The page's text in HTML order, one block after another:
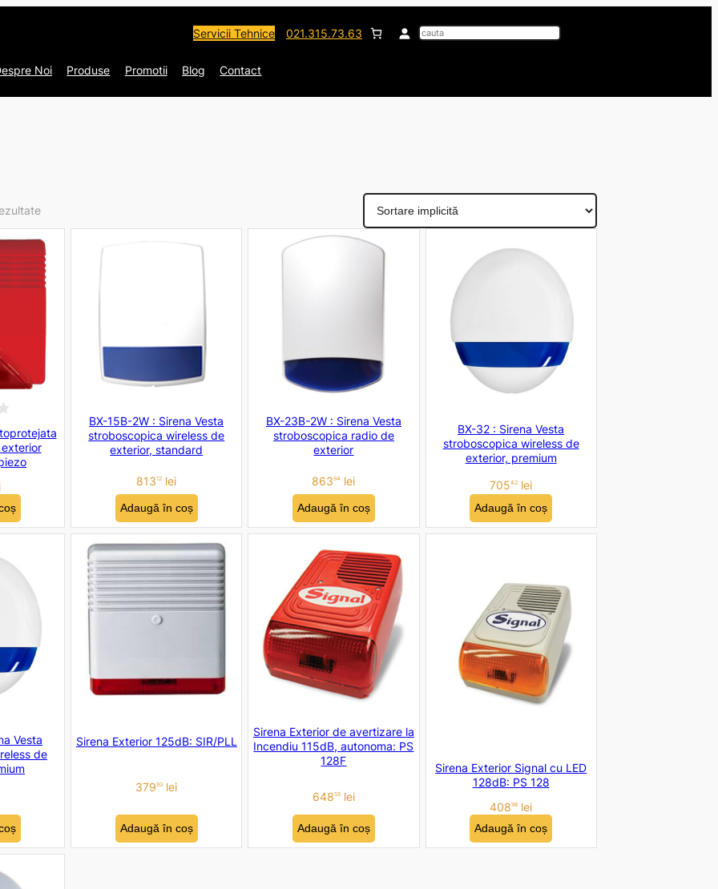
Servicii Tehnice 021.315.73.63 Search
Noi Produse Promotii Blog Contact
BX-15B-2W : Sirena Vesta
stroboscopica wireless de
exterior, standard
81312 lei
Adaugă în coș
BX-23B-2W : Sirena Vesta
stroboscopica radio de
exterior
86394 lei
Adaugă în coș
BX-32 : Sirena Vesta
stroboscopica wireless de
exterior, premium
70542 lei
Adaugă în coș
Vesta
de
Sirena Exterior 125dB: SIR/PLL
37993 lei
Adaugă în coș
Sirena Exterior de avertizare la
Incendiu 115dB, autonoma: PS
128F
64855lei
Adaugă în coș
Sirena Exterior Signal cu LED
128dB: PS 128
40898 lei
Adaugă în coș